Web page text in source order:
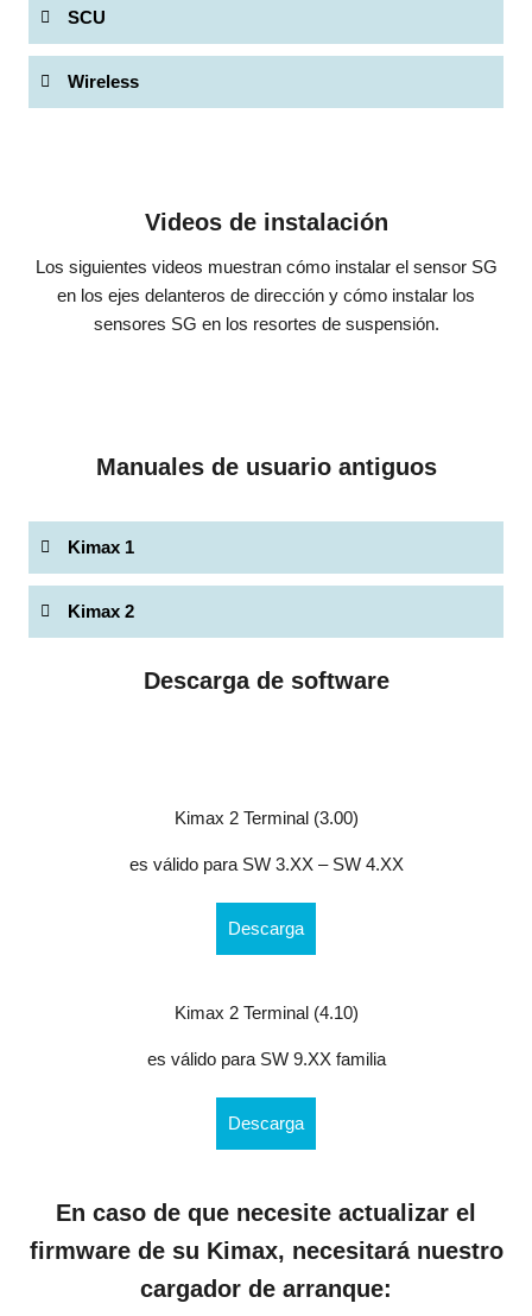
SCU
Wireless
Videos de instalación
Los siguientes videos muestran cómo instalar el sensor SG
en los ejes delanteros de dirección y cómo instalar los
sensores SG en los resortes de suspensión.
Manuales de usuario antiguos
Kimax 1
Kimax 2
Descarga de software
Kimax 2 Terminal (3.00)
es válido para SW 3.XX – SW 4.XX
Descarga
Kimax 2 Terminal (4.10)
es válido para SW 9.XX familia
Descarga
En caso de que necesite actualizar el
firmware de su Kimax, necesitará nuestro
cargador de arranque: